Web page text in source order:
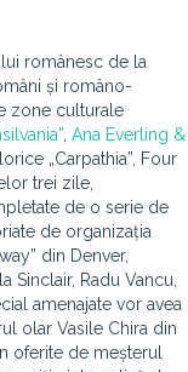
românesc de la
și româno-
zone culturale
Ana Everling &
„Carpathia”, Four
trei zile,
de o serie de
de organizația
din Denver,
Sinclair, Radu Vancu,
amenajate vor avea
olar Vasile Chira din
oferite de meșterul